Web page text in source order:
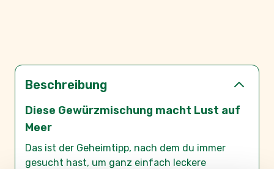
Beschreibung
Diese Gewürzmischung macht Lust auf
Meer
Das ist der Geheimtipp, nach dem du immer
gesucht hast, um ganz einfach leckere